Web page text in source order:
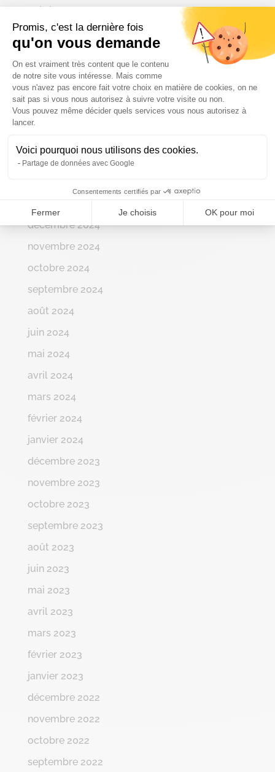
Promis, c'est la dernière fois
qu'on vous demande
Plateforme de Gestion du
On est vraiment très content que le contenu
de notre site vous intéresse. Mais comme
vous n'avez pas encore fait votre choix en matière de cookies, on ne
sait pas si vous nous autorisez à suivre votre visite ou non.
Vous pouvez même décider quels services vous nous autorisez à
lancer.
Voici pourquoi nous utilisons des cookies.
Partage de données avec Google
Consentements certifiés par
Fermer Je choisis OK pour moi
Axeptio consent
octobre 2025
septembre 2025
juillet 2025
juin 2025
mai 2025
mars 2025
décembre 2024
novembre 2024
octobre 2024
septembre 2024
août 2024
juin 2024
mai 2024
avril 2024
mars 2024
février 2024
janvier 2024
décembre 2023
novembre 2023
octobre 2023
septembre 2023
août 2023
juin 2023
mai 2023
avril 2023
mars 2023
février 2023
janvier 2023
décembre 2022
novembre 2022
octobre 2022
septembre 2022